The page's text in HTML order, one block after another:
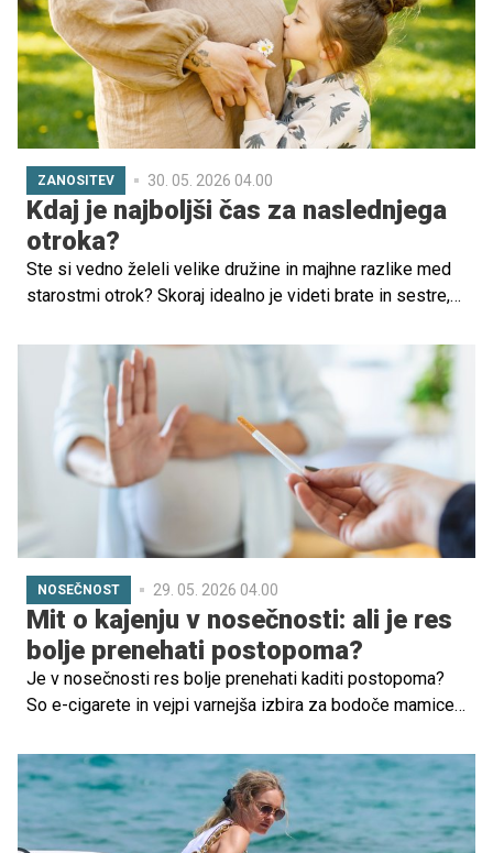
ZANOSITEV 30. 05. 2026 04.00
Kdaj je najboljši čas za naslednjega
otroka?
Ste si vedno želeli velike družine in majhne razlike med
starostmi otrok? Skoraj idealno je videti brate in sestre,
vendar to doseči ni vedno tako lahko. Ko ženska otroka
nosi 9 mesecev v svojem telesu in doživi porod ter prvo
leto po rojstvu, se zave, da stvari le niso tako enostavne.
Kdaj pa naj bi bil najbolj primeren čas za naslednjega
otroka?
NOSEČNOST 29. 05. 2026 04.00
Mit o kajenju v nosečnosti: ali je res
bolje prenehati postopoma?
Je v nosečnosti res bolje prenehati kaditi postopoma?
So e-cigarete in vejpi varnejša izbira za bodoče mamice?
tobačni dim lahko resno vplivata na razvoj otroka in da
zmote o "varnejšem kajenju" ne držijo.